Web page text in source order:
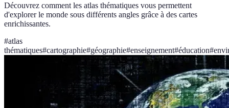
Découvrez comment les atlas thématiques vous permettent
d'explorer le monde sous différents angles grâce à des cartes
enrichissantes.
#atlas
thématiques#cartographie#géographie#enseignement#éducation#